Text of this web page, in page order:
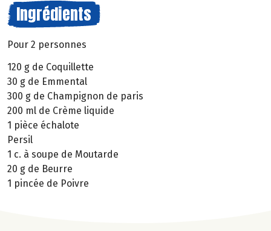
Ingrédients
Pour 2 personnes
120 g de Coquillette
30 g de Emmental
300 g de Champignon de paris
200 ml de Crème liquide
1 pièce échalote
Persil
1 c. à soupe de Moutarde
20 g de Beurre
1 pincée de Poivre